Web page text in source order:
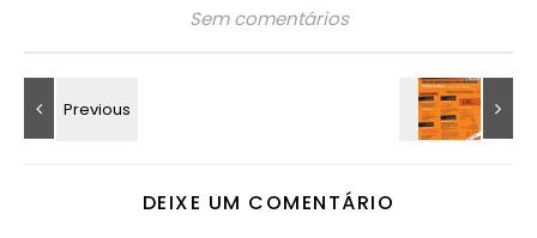
Sem comentários
DEIXE UM COMENTÁRIO